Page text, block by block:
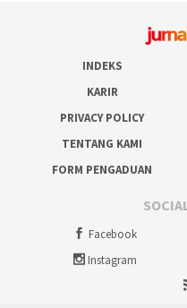
INDEKS
KARIR
PRIVACY POLICY
TENTANG KAMI
FORM PENGADUAN
Facebook
Instagram